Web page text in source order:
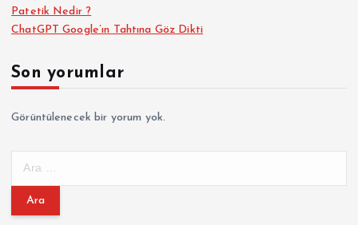
Patetik Nedir ?
ChatGPT Google’ın Tahtına Göz Dikti
Son yorumlar
Görüntülenecek bir yorum yok.
m